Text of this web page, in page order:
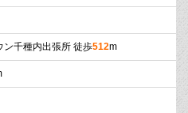
ン千種内出張所 徒歩512m